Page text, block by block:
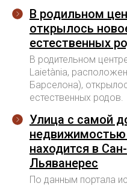
В родильном
открылось
естественных
В родительном
Laietània,
Барселона),
естественных родов.
Улица с самой
недвижимостью
находится в
Льяванерес
По данным портала
Переезд
+34
Студенческая виза
Документы
Новости
© TOMO CERO, S.L.U. 2026CIF:
Летние программы
Aviso Legal